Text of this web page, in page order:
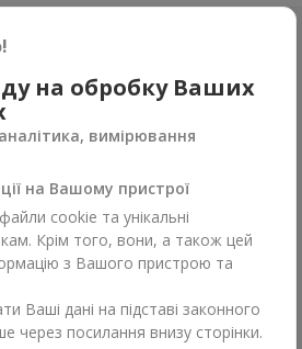
на обробку Ваших
вимірювання
на Вашому пристрої
cookie та унікальні
Крім того, вони, а також цей
з Вашого пристрою та
Ваші дані на підставі законного
через посилання внизу сторінки.